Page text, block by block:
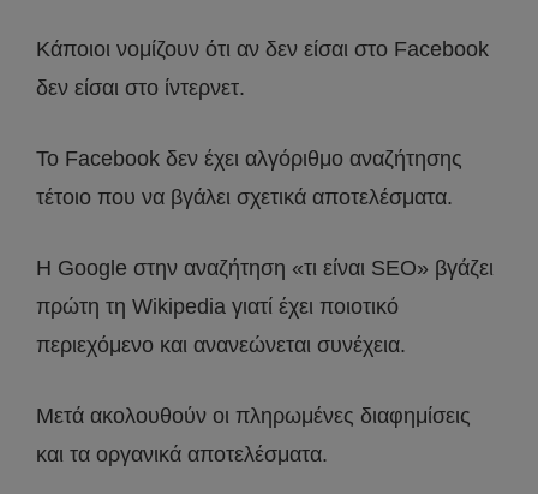
Κάποιοι νομίζουν ότι αν δεν είσαι στο Facebook
δεν είσαι στο ίντερνετ.
Το Facebook δεν έχει αλγόριθμο αναζήτησης
τέτοιο που να βγάλει σχετικά αποτελέσματα.
Η Google στην αναζήτηση «τι είναι SEO» βγάζει
πρώτη τη Wikipedia γιατί έχει ποιοτικό
περιεχόμενο και ανανεώνεται συνέχεια.
Μετά ακολουθούν οι πληρωμένες διαφημίσεις
και τα οργανικά αποτελέσματα.